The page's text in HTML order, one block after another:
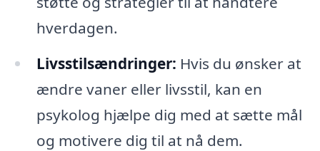
hverdagen.
Livsstilsændringer: Hvis du ønsker at
ændre vaner eller livsstil, kan en
psykolog hjælpe dig med at sætte mål
og motivere dig til at nå dem.